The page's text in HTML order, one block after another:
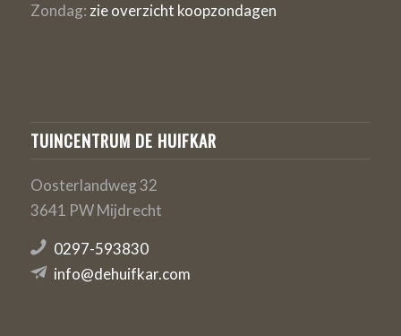
Zondag: zie overzicht koopzondagen
TUINCENTRUM DE HUIFKAR
Oosterlandweg 32
3641 PW Mijdrecht
0297-593830
info@dehuifkar.com